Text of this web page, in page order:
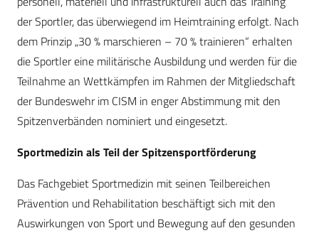
der Sportler, das überwiegend im Heimtraining erfolgt. Nach
dem Prinzip „30 % marschieren – 70 % trainieren“ erhalten
die Sportler eine militärische Ausbildung und werden für die
Teilnahme an Wettkämpfen im Rahmen der Mitgliedschaft
der Bundeswehr im CISM in enger Abstimmung mit den
Spitzenverbänden nominiert und eingesetzt.
Sportmedizin als Teil der Spitzensportförderung
Das Fachgebiet Sportmedizin mit seinen Teilbereichen
Prävention und Rehabilitation beschäftigt sich mit den
Auswirkungen von Sport und Bewegung auf den gesunden